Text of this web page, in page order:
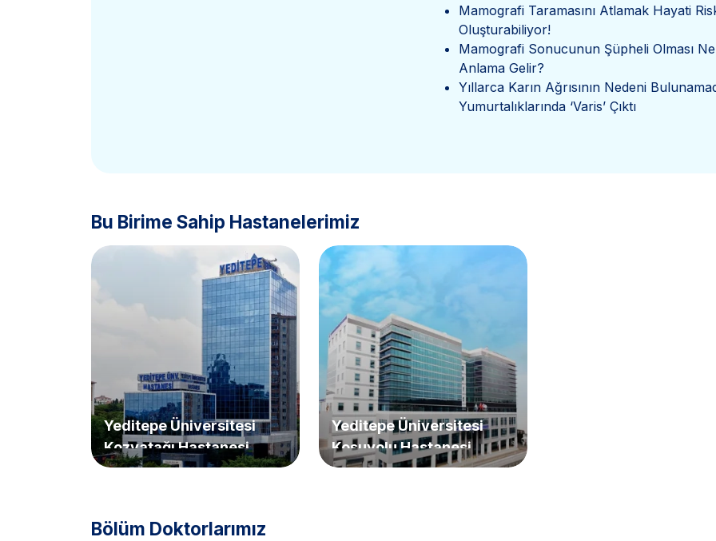
Mamografi Taramasını Atlamak Hayati
Oluşturabiliyor!
Mamografi Sonucunun Şüpheli Olması Ne
Anlama Gelir?
Yıllarca Karın Ağrısının Nedeni
Yumurtalıklarında ‘Varis’ Çıktı
Bu Birime Sahip Hastanelerimiz
Yeditepe Üniversitesi
Kozyatağı Hastanesi
Yeditepe Üniversitesi
Koşuyolu Hastanesi
Bölüm Doktorlarımız